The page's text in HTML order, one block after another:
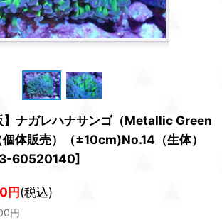
】ナガレハナサンゴ（Metallic Green
体販売）（±10cm)No.14（生体）
60520140]
円(税込)
円